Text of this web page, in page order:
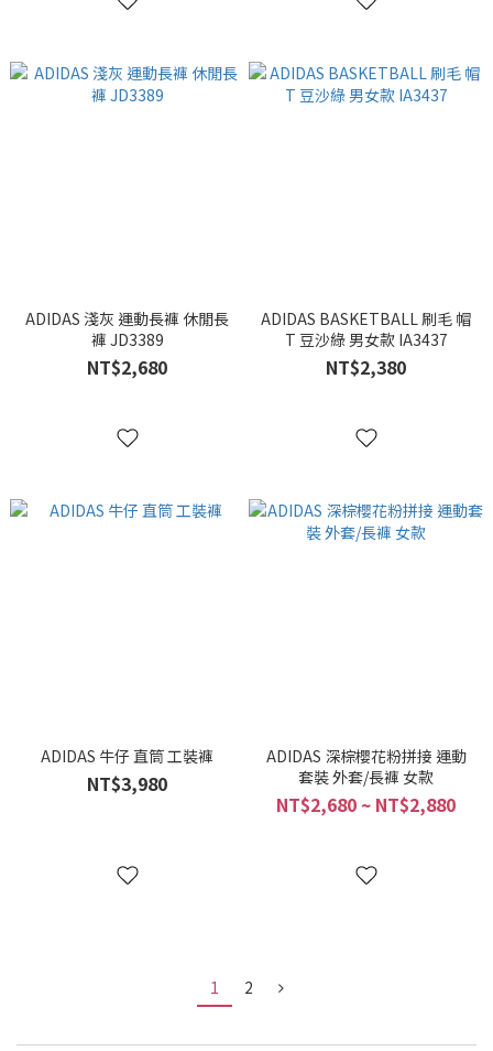
ADIDAS 淺灰 運動長褲 休閒長
褲 JD3389
NT$2,680
ADIDAS BASKETBALL 刷毛 帽
T 豆沙綠 男女款 IA3437
NT$2,380
ADIDAS 牛仔 直筒 工裝褲
NT$3,980
ADIDAS 深棕櫻花粉拼接 運動
套裝 外套/長褲 女款
NT$2,680 ~ NT$2,880
1 2